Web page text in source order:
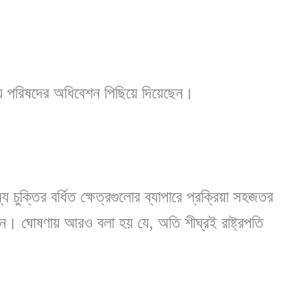
পরিষদের অধিবেশন পিছিয়ে দিয়েছেন।
বর্ধিত ক্ষেত্রগুলোর ব্যাপারে প্রক্রিয়া সহজতর
ঘোষণায় আরও বলা হয় যে, অতি শীঘ্রই রাষ্ট্রপতি